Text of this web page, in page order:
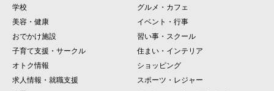
学校
グルメ・カフェ
美容・健康
イベント・行事
おでかけ施設
習い事・スクール
子育て支援・サークル
住まい・インテリア
オトク情報
ショッピング
求人情報・就職支援
スポーツ・レジャー